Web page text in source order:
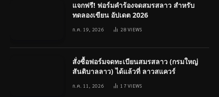
แจกฟรี! ฟอร์มคำร้องจดสมรสลาว สำหรับ
ทดลองเขียน อัปเดต 2026
ก.ค. 19, 2026 28VIEWS
สั่งซื้อฟอร์มจดทะเบียนสมรสลาว (กรมใหญ่
สันติบาลลาว) ได้แล้วที่ ลาวสแควร์
ก.ค. 11, 2026 17VIEWS